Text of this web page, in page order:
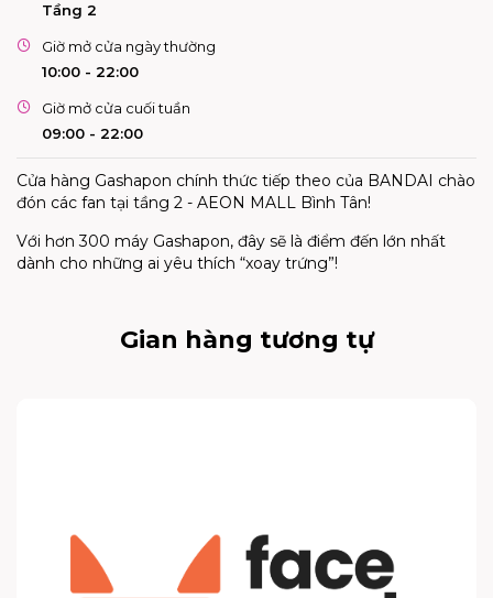
Tầng 2
Giờ mở cửa ngày thường
10:00 - 22:00
Giờ mở cửa cuối tuần
09:00 - 22:00
Cửa hàng Gashapon chính thức tiếp theo của BANDAI chào
đón các fan tại tầng 2 - AEON MALL Bình Tân!
Với hơn 300 máy Gashapon, đây sẽ là điểm đến lớn nhất
dành cho những ai yêu thích “xoay trứng”!
Gian hàng tương tự